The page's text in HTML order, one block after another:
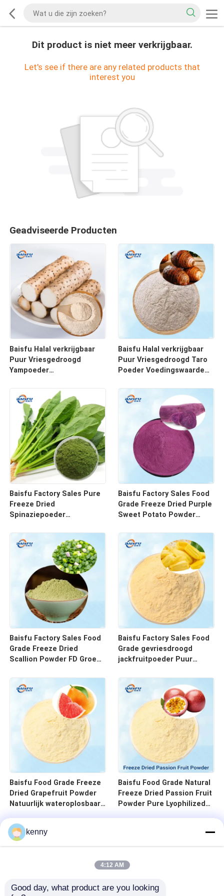
Dit product is niet meer verkrijgbaar.
Let's see if there are any related products that
interest you
Geadviseerde Producten
Baisfu Halal verkrijgbaar
Puur Vriesgedroogd
Yampoeder
Yamwortelpoeder voor
vaste drank
Baisfu Halal verkrijgbaar
Puur Vriesgedroogd Taro
Poeder Voedingswaarde
Baisfu Factory Sales Pure
Freeze Dried
Spinaziepoeder
Groen Kleurmiddel FD
Groentepoeder voor
Baisfu Factory Sales Food
Grade Freeze Dried Purple
Sweet Potato Powder
kleurstof & grondstof voor
bakken
Baisfu Factory Sales Food
Grade Freeze Dried
Scallion Powder FD Groene
snacks
Baisfu Factory Sales Food
Grade gevriesdroogd
jackfruitpoeder Puur
voor drankjes
Baisfu Food Grade Freeze
Dried Grapefruit Powder
Natuurlijk wateroplosbaar
Powder voor het bakken
van dranken
Baisfu Food Grade Natural
Freeze Dried Passion Fruit
Powder Pure Lyophilized
kenny
4:12 AM
Good day, what product are you looking